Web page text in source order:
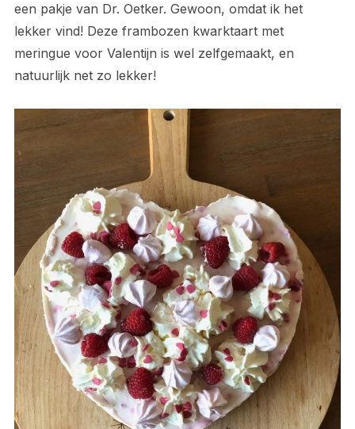
een pakje van Dr. Oetker. Gewoon, omdat ik het
lekker vind! Deze frambozen kwarktaart met
meringue voor Valentijn is wel zelfgemaakt, en
natuurlijk net zo lekker!